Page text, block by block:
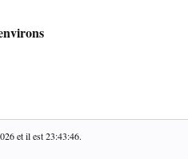
et il est23:43:47.